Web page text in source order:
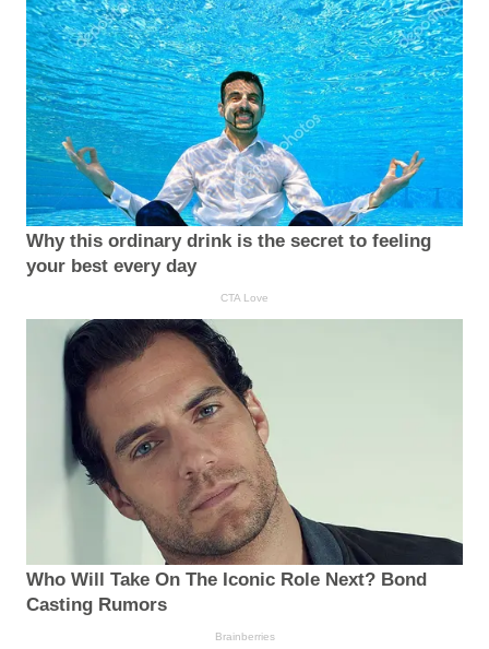
Why this ordinary drink is the secret to feeling
your best every day
CTA Love
Who Will Take On The Iconic Role Next? Bond
Casting Rumors
Brainberries